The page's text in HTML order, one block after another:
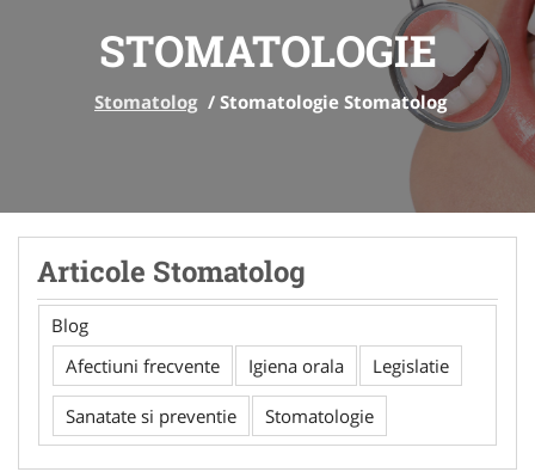
STOMATOLOGIE
Stomatolog / Stomatologie Stomatolog
Articole Stomatolog
Blog
Afectiuni frecvente
Igiena orala Legislatie
Sanatate si preventie Stomatologie